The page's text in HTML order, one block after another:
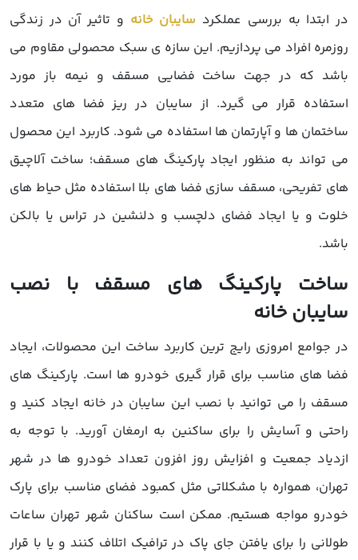
در ابتدا به بررسی عملکرد سایبان خانه و تاثیر آن در زندگی
روزمره افراد می پردازیم. این سازه ی سبک محصولی مقاوم می
باشد که در جهت ساخت فضایی مسقف و نیمه باز مورد
استفاده قرار می گیرد. از سایبان در ریز فضا های متعدد
ساختمان ها و آپارتمان ها استفاده می شود. کاربرد این محصول
می تواند به منظور ایجاد پارکینگ های مسقف؛ ساخت آلاچیق
های تفریحی، مسقف سازی فضا های بلا استفاده مثل حیاط های
خلوت و یا ایجاد فضای دلچسب و دلنشین در تراس یا بالکن
باشد.
ساخت پارکینگ های مسقف با نصب
سایبان خانه
در جوامع امروزی رایج ترین کاربرد ساخت این محصولات، ایجاد
فضا های مناسب برای قرار گیری خودرو ها است. پارکینگ های
مسقف را می توانید با نصب این سایبان در خانه ایجاد کنید و
راحتی و آسایش را برای ساکنین به ارمغان آورید. با توجه به
ازدیاد جمعیت و افزایش روز افزون تعداد خودرو ها در شهر
تهران، همواره با مشکلاتی مثل کمبود فضای مناسب برای پارک
خودرو مواجه هستیم. ممکن است ساکنان شهر تهران ساعات
طولانی را برای یافتن جای پاک در ترافیک اتلاف کنند و یا با قرار